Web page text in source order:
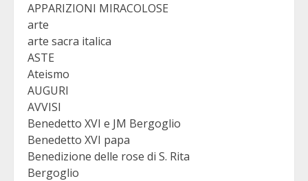
APPARIZIONI MIRACOLOSE
arte
arte sacra italica
ASTE
Ateismo
AUGURI
AVVISI
Benedetto XVI e JM Bergoglio
Benedetto XVI papa
Benedizione delle rose di S. Rita
Bergoglio